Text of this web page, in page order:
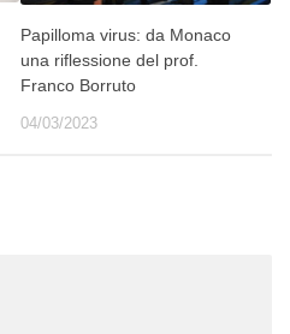
Papilloma virus: da Monaco
una riflessione del prof.
Franco Borruto
04/03/2023